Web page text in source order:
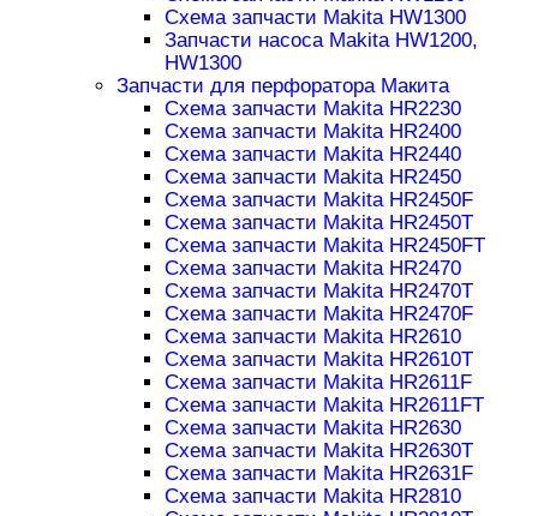
Схема запчасти Makita HW1300
Запчасти насоса Makita HW1200,
HW1300
Запчасти для перфоратора Макита
Схема запчасти Makita HR2230
Схема запчасти Makita HR2400
Схема запчасти Makita HR2440
Схема запчасти Makita HR2450
Схема запчасти Makita HR2450F
Схема запчасти Makita HR2450T
Схема запчасти Makita HR2450FT
Схема запчасти Makita HR2470
Схема запчасти Makita HR2470T
Схема запчасти Makita HR2470F
Схема запчасти Makita HR2610
Схема запчасти Makita HR2610T
Схема запчасти Makita HR2611F
Схема запчасти Makita HR2611FT
Схема запчасти Makita HR2630
Схема запчасти Makita HR2630T
Схема запчасти Makita HR2631F
Схема запчасти Makita HR2810